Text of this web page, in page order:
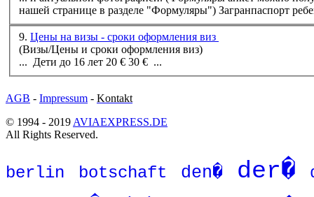
нашей странице в разделе "Формуляры")
9. Цены на визы - сроки оформления виз
(Визы/Цены и сроки оформления виз)
... Дети до 16 лет 20 € 30 € ...
AGB - Impressum - Kontakt
© 1994 - 2019 AVIAEXPRESS.DE
All Rights Reserved.
berlin botschaft den� der�